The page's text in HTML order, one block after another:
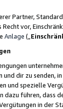
Partner,
vor,
Anlage („
dir zu senden,
und spezielle
dazu führen,
in der